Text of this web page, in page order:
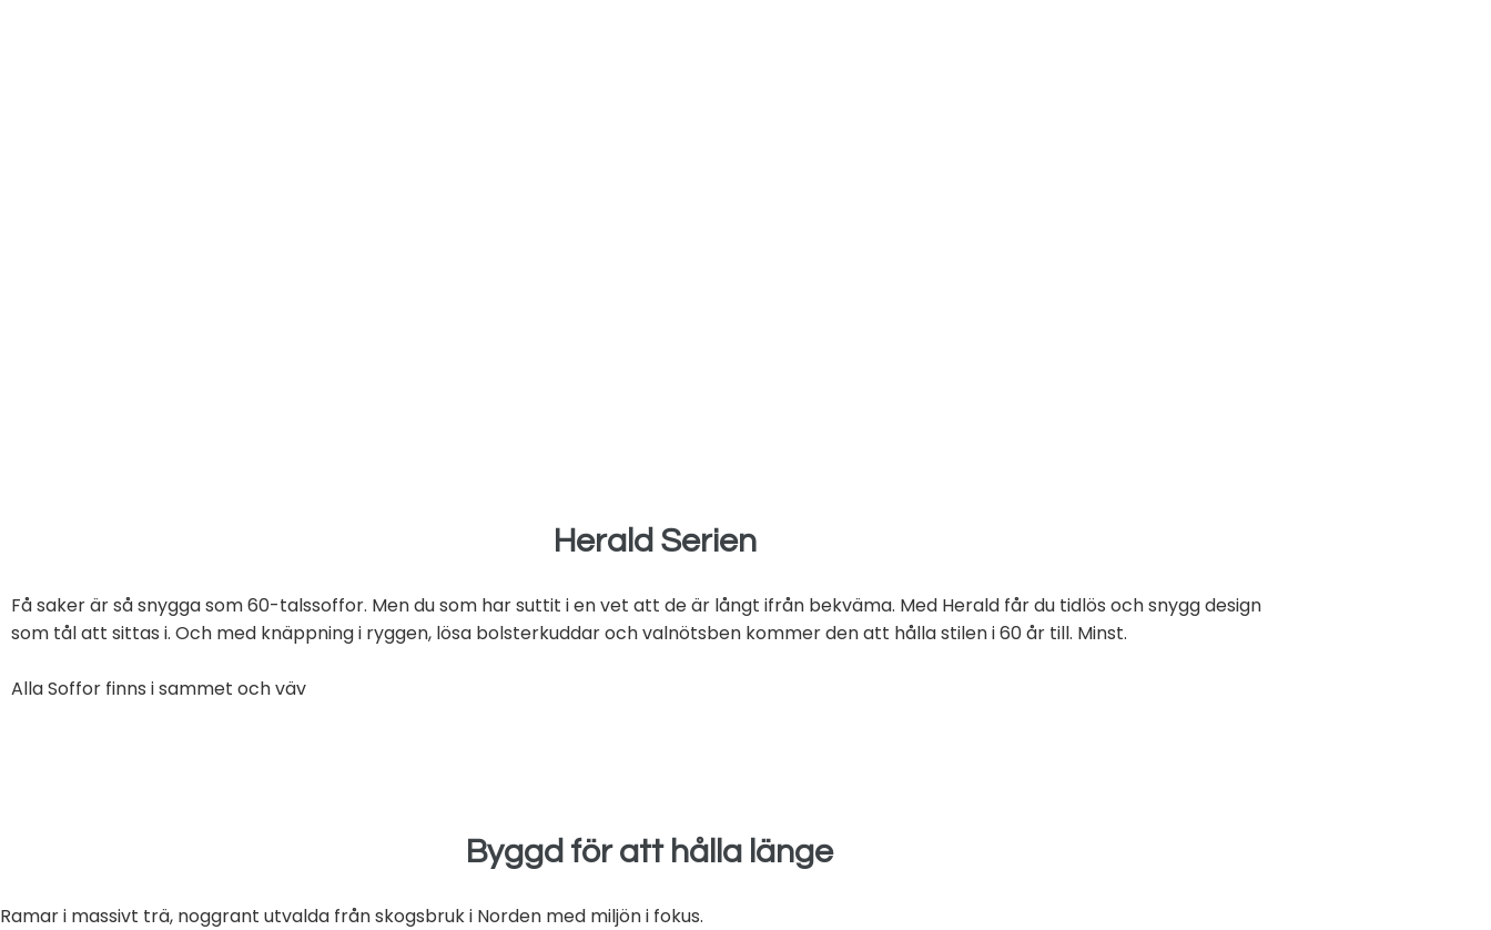
Herald Serien
Få saker är så snygga som 60-talssoffor. Men du som har suttit i en vet att de är långt ifrån bekväma. Med Herald får du tidlös och snygg design
som tål att sittas i. Och med knäppning i ryggen, lösa bolsterkuddar och valnötsben kommer den att hålla stilen i 60 år till. Minst.
Alla Soffor finns i sammet och väv
Byggd för att hålla länge
Ramar i massivt trä, noggrant utvalda från skogsbruk i Norden med miljön i fokus.